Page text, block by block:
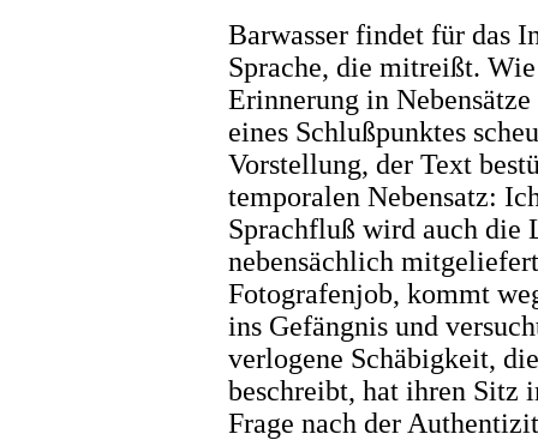
Barwasser findet für das
Sprache, die mitreißt.
Erinnerung in
eines Schlußpunktes
Vorstellung, der Text
temporalen Nebensatz:
Sprachfluß wird auch die
nebensächlich
Fotografenjob, kommt
ins Gefängnis und
verlogene Schäbigkeit,
beschreibt, hat ihren Sitz
Frage nach der